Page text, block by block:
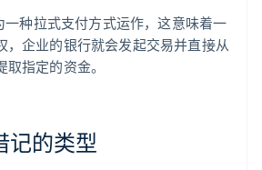
一种拉式支付方式运作，这意味着一
，企业的银行就会发起交易并直接从
指定的资金。
记的类型